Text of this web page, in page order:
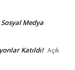
Sosyal Medya
Katıldı! Açık